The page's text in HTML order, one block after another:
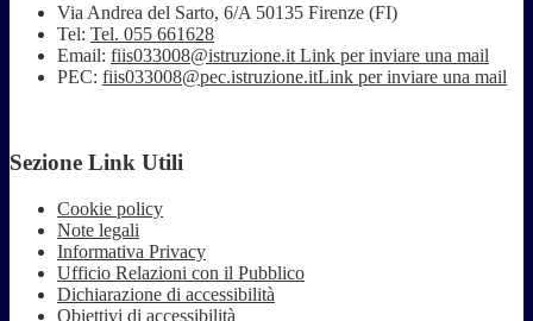
Via Andrea del Sarto, 6/A 50135 Firenze (FI)
Tel: Tel. 055 661628
Email: fiis033008@istruzione.it Link per inviare una mail
PEC: fiis033008@pec.istruzione.itLink per inviare una mail
Sezione Link Utili
Cookie policy
Note legali
Informativa Privacy
Ufficio Relazioni con il Pubblico
Dichiarazione di accessibilità
Obiettivi di accessibilità